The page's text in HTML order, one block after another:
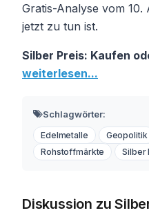
Gratis-Analyse vom
jetzt zu tun ist.
Silber Preis: Kaufen
weiterlesen...
Schlagwörter:
Edelmetalle Geopolitik
Rohstoffmärkte
Silber
Diskussion zu